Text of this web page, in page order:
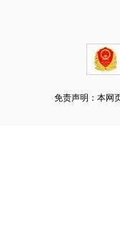
免责声明：本网